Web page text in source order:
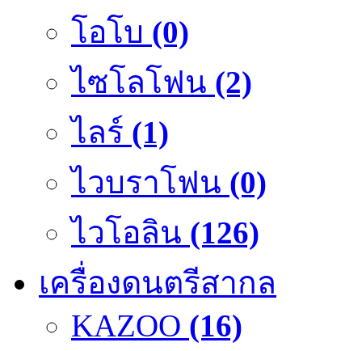
โอโบ (0)
ไซโลโฟน (2)
ไลร์ (1)
ไวบราโฟน (0)
ไวโอลิน (126)
เครื่องดนตรีสากล
KAZOO (16)